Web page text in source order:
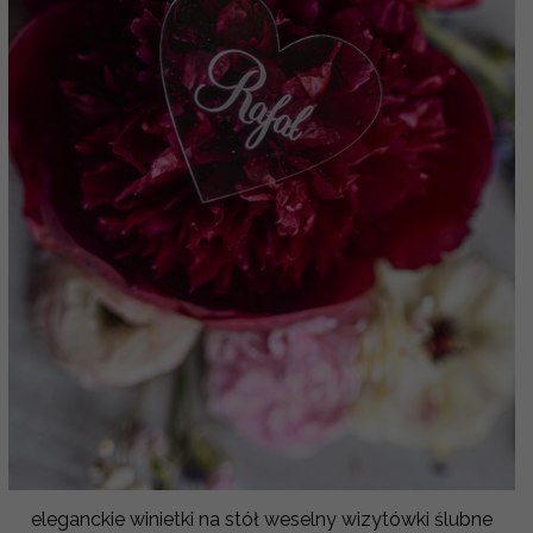
eleganckie winietki na stół weselny wizytówki ślubne